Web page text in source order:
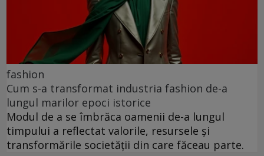
fashion
Cum s-a transformat industria fashion de-a
lungul marilor epoci istorice
Modul de a se îmbrăca oamenii de-a lungul
timpului a reflectat valorile, resursele și
transformările societății din care făceau parte.